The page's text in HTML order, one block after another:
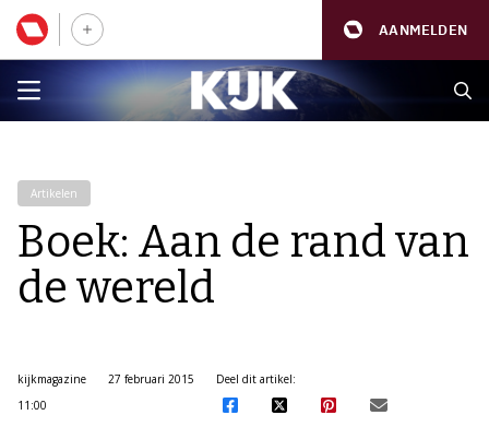
AANMELDEN
Artikelen
Boek: Aan de rand van
de wereld
kijkmagazine
27 februari 2015
11:00
Deel dit artikel: